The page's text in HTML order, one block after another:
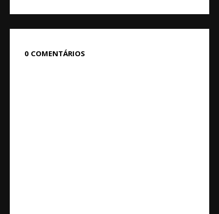
0 COMENTÁRIOS